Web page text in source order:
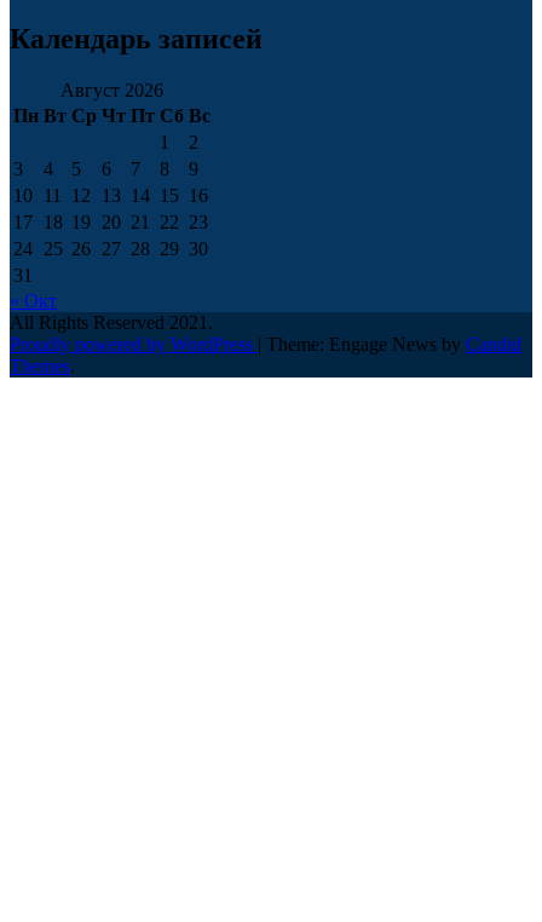
Календарь записей
Август 2026
Пн Вт Ср Чт Пт Сб Вс
1
2
3
4 5 6 7 8
9
10 11 12 13 14 15 16
17 18 19 20 21 22 23
24 25 26 27 28 29 30
31
« Окт
All Rights Reserved 2021.
Proudly powered by WordPress | Theme: Engage News by Candid
Themes.